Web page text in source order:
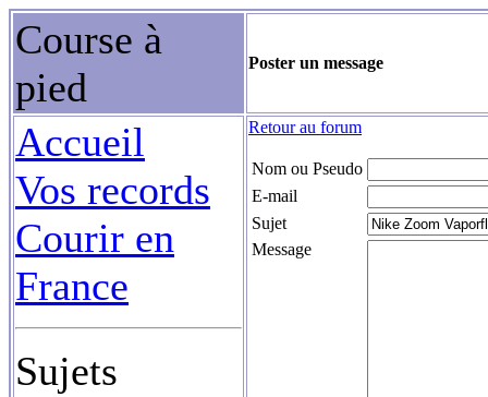
Course à
pied
Poster un message
Accueil
Vos records
Courir en
France
Sujets
Retour au forum
Nom ou Pseudo
E-mail
Sujet
Message